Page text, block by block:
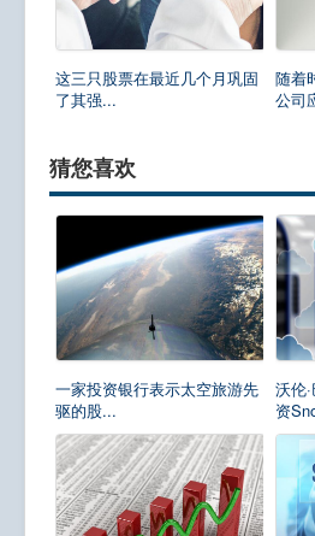
这三只股票在最近几个月巩固
了其强...
随着
公司
猜您喜欢
一家投资银行表示太空旅游先
驱的股...
沃伦
资